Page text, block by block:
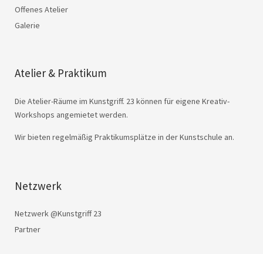
Offenes Atelier
Galerie
Atelier & Praktikum
Die Atelier-Räume im Kunstgriff. 23 können für eigene Kreativ-
Workshops angemietet werden.
Wir bieten regelmäßig Praktikumsplätze in der Kunstschule an.
Netzwerk
Netzwerk @Kunstgriff 23
Partner